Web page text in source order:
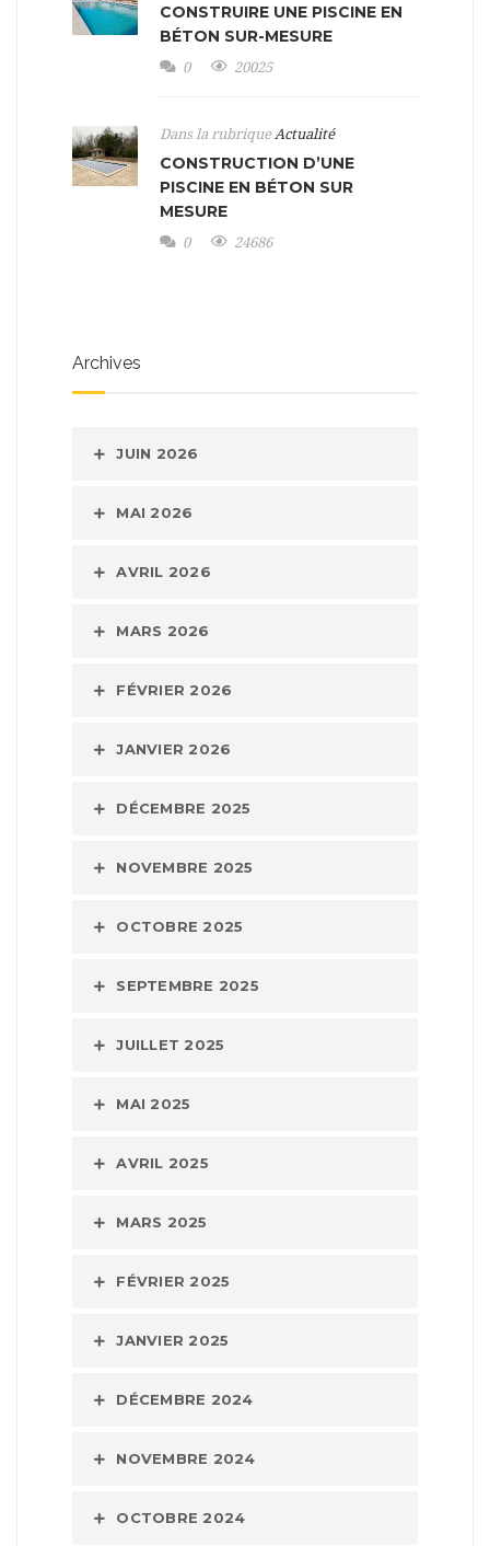
CONSTRUIRE UNE PISCINE EN
BÉTON SUR-MESURE
0 20025
Dans la rubrique Actualité
CONSTRUCTION D’UNE
PISCINE EN BÉTON SUR
MESURE
0 24686
Archives
JUIN 2026
MAI 2026
AVRIL 2026
MARS 2026
FÉVRIER 2026
JANVIER 2026
DÉCEMBRE 2025
NOVEMBRE 2025
OCTOBRE 2025
SEPTEMBRE 2025
JUILLET 2025
MAI 2025
AVRIL 2025
MARS 2025
FÉVRIER 2025
JANVIER 2025
DÉCEMBRE 2024
NOVEMBRE 2024
OCTOBRE 2024